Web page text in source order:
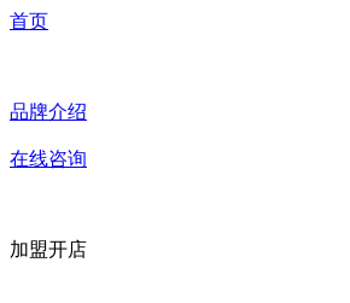
首页
品牌介绍
在线咨询
加盟开店